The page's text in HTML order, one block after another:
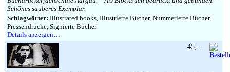
Schönes sauberes Exemplar.
Schlagwörter: Illustrated books, Illustrierte Bücher, Nummerierte Bücher,
Pressendrucke, Signierte Bücher
Details anzeigen…
45,--